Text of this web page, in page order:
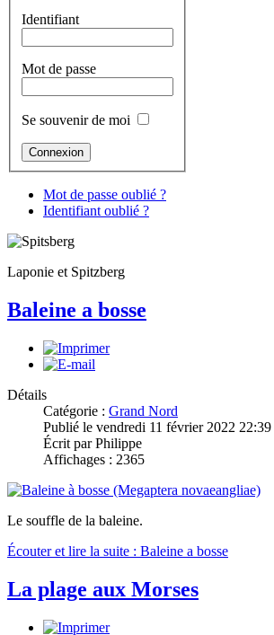
Identifiant
Mot de passe
Se souvenir de moi
Mot de passe oublié ?
Identifiant oublié ?
Laponie et Spitzberg
Baleine a bosse
Détails
Catégorie : Grand Nord
Publié le vendredi 11 février 2022 22:39
Écrit par Philippe
Affichages : 2365
Le souffle de la baleine.
Écouter et lire la suite : Baleine a bosse
La plage aux Morses